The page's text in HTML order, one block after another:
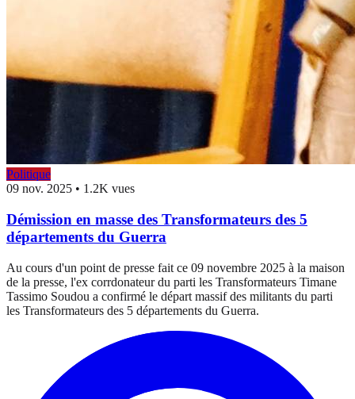
Politique
09 nov. 2025 • 1.2K vues
Démission en masse des Transformateurs des 5
départements du Guerra
Au cours d'un point de presse fait ce 09 novembre 2025 à la maison
de la presse, l'ex corrdonateur du parti les Transformateurs Timane
Tassimo Soudou a confirmé le départ massif des militants du parti
les Transformateurs des 5 départements du Guerra.